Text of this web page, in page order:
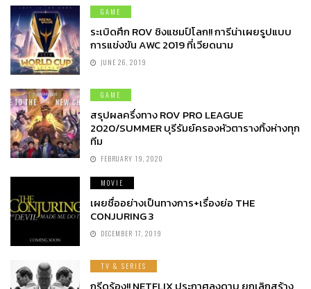
GAME
ระเบิดศึก ROV ชิงแชมป์โลก!! การีน่าเผยรูปแบบ
การแข่งขัน AWC 2019 ที่เวียดนาม
JUNE 26, 2019
GAME
สรุปผลครึ่งทาง ROV PRO LEAGUE
2020/SUMMER บุรีรัมย์ครองหัวตารางทิ้งห่างทุก
ทีม
FEBRUARY 19, 2020
MOVIE
เผยชื่ออย่างเป็นทางการ+เรื่องย่อ THE
CONJURING 3
DECEMBER 17, 2019
TV & SERIES